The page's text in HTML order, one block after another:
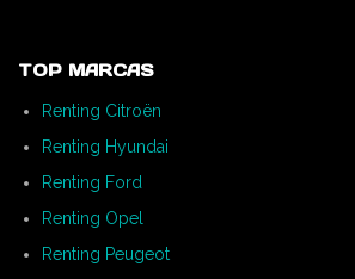
TOP MARCAS
Renting Citroën
Renting Hyundai
Renting Ford
Renting Opel
Renting Peugeot